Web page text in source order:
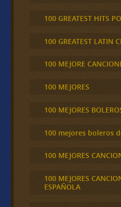
100 GREATEST HITS
100 GREATEST LATIN
100 MEJORE
100 MEJORES
100 MEJORES
100 mejores boleros
100 MEJORES
100 MEJORES
ESPAÑOLA